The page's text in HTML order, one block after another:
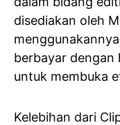
disediakan oleh
berbayar dengan
untuk membuka
Kelebihan dari